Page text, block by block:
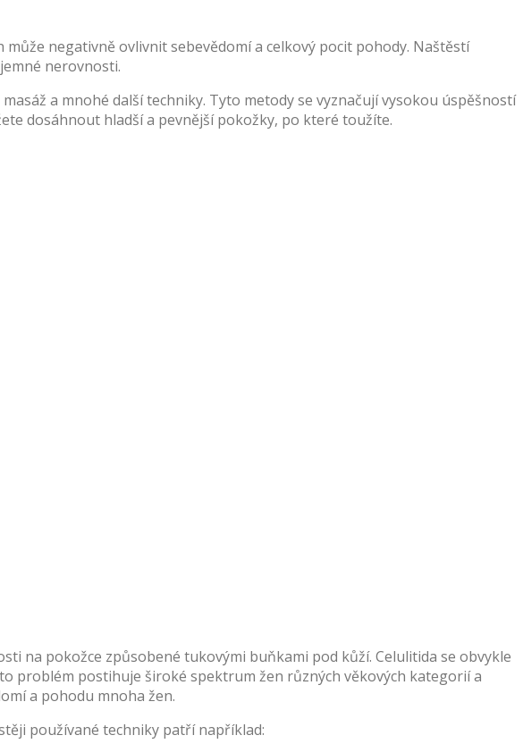
negativně ovlivnit sebevědomí a celkový pocit pohody. Naštěstí
nerovnosti.
a mnohé další techniky. Tyto metody se vyznačují vysokou úspěšností
dosáhnout hladší a pevnější pokožky, po které toužíte.
na pokožce způsobené tukovými buňkami pod kůží. Celulitida se obvykle
problém postihuje široké spektrum žen různých věkových kategorií a
a pohodu mnoha žen.
používané techniky patří například: